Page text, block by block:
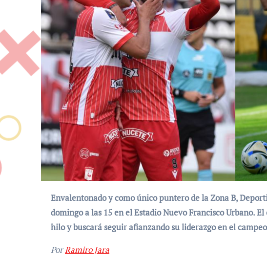
Envalentonado y como único puntero de la Zona B, Deportivo Morón recibirá a la Fragata el
domingo a las 15 en el Estadio Nuevo Francisco Urbano.
hilo y buscará seguir afianzando su liderazgo en el
PorRamiro Jara